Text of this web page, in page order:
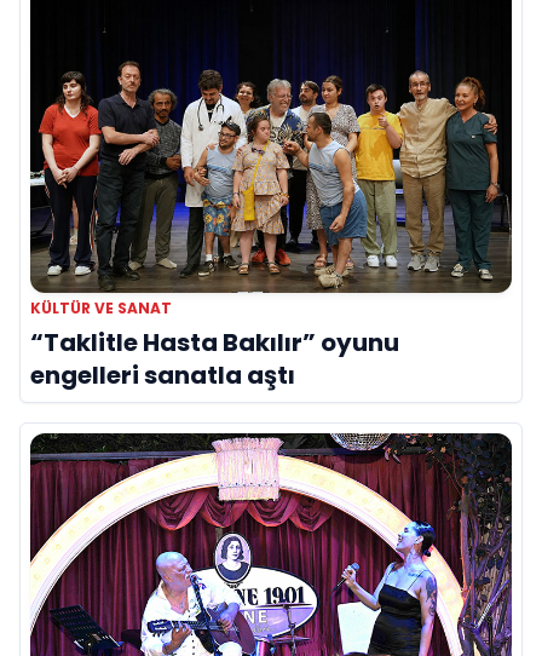
KÜLTÜR VE SANAT
“Taklitle Hasta Bakılır” oyunu
engelleri sanatla aştı